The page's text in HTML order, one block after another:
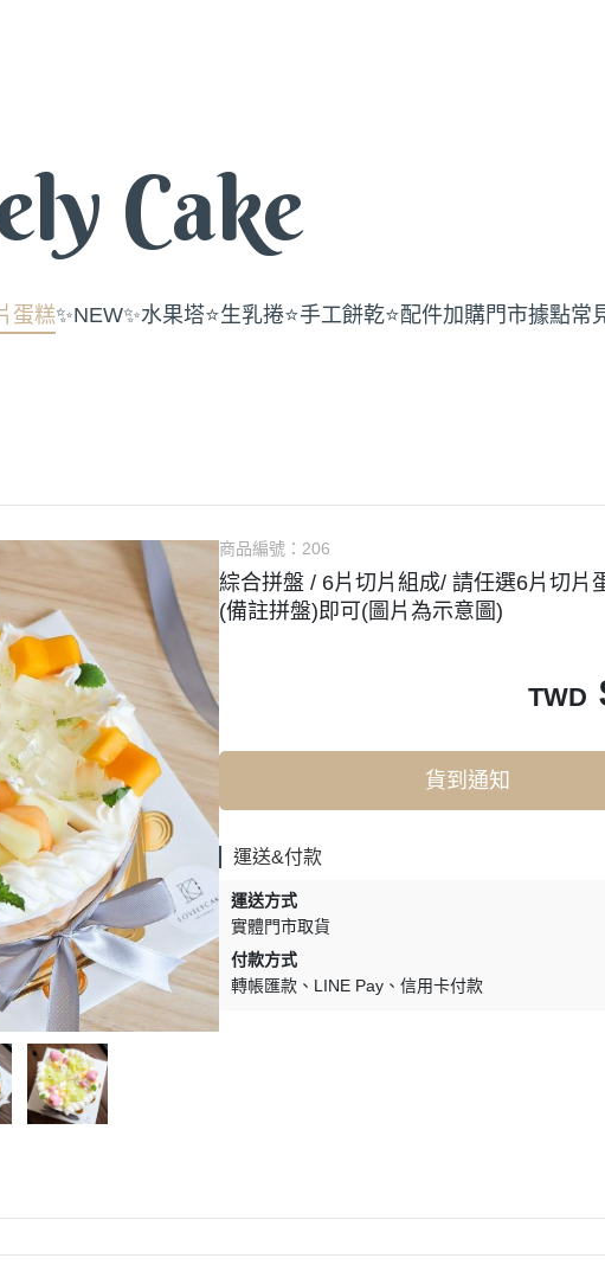
Cake
蛋糕✨NEW✨水果塔⭐️生乳捲⭐️手工餅乾⭐️配件加購門市據點常
商品編號： 206
綜合拼盤 / 6片切片組成/ 請任選6片切片
(備註拼盤)即可(圖片為示意圖)
TWD
貨到通知
運送&付款
運送方式
實體門市取貨
付款方式
轉帳匯款
LINE Pay 信用卡付款